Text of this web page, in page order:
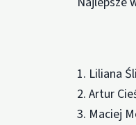
1. Liliana
2. Artur
3. Maciej